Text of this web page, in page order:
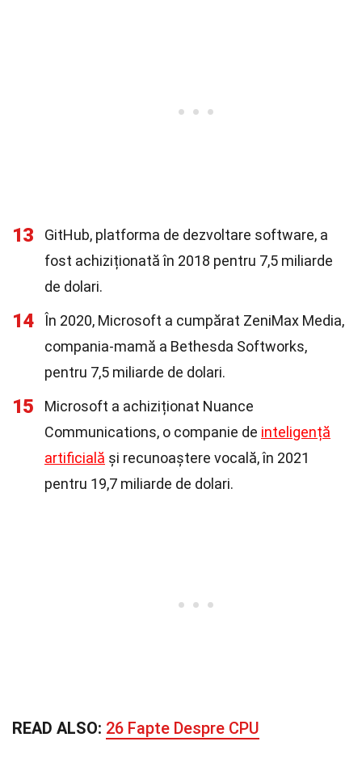
13
GitHub, platforma de dezvoltare software, a
fost achiziționată în 2018 pentru 7,5 miliarde
de dolari.
14
În 2020, Microsoft a cumpărat ZeniMax Media,
compania-mamă a Bethesda Softworks,
pentru 7,5 miliarde de dolari.
15
Microsoft a achiziționat Nuance
Communications, o companie de inteligență
artificială și recunoaștere vocală, în 2021
pentru 19,7 miliarde de dolari.
READ ALSO: 26 Fapte Despre CPU